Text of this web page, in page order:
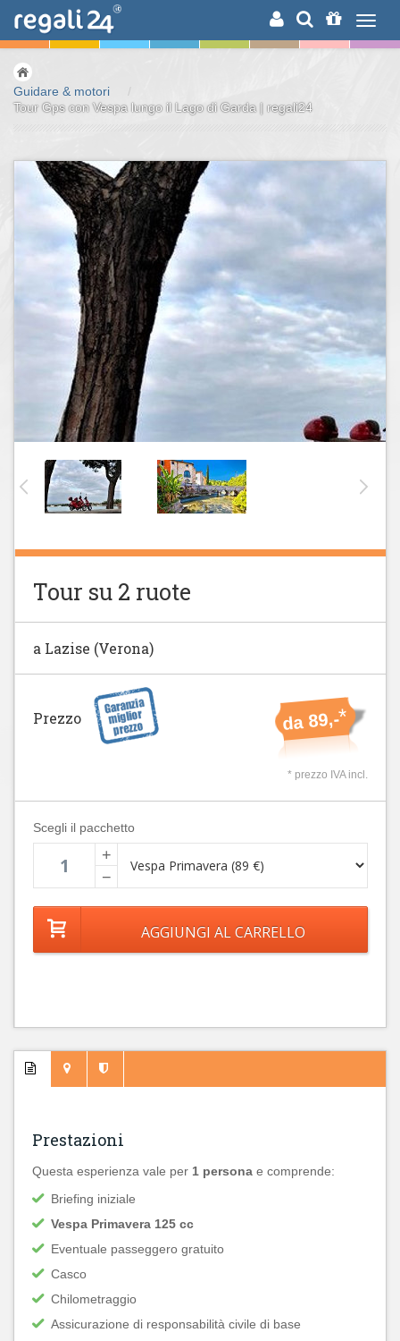
RICERCA
Guidare & motori
/
Tour Gps con Vespa lungo il Lago di Garda | regali24
Tour su 2 ruote
a Lazise (Verona)
da 89,-*
Prezzo
* prezzo IVA incl.
Scegli il pacchetto
+
−
Prestazioni
Questa esperienza vale per 1 persona e comprende:
Briefing iniziale
Vespa Primavera 125 cc
Eventuale passeggero gratuito
Casco
Chilometraggio
Assicurazione di responsabilità civile di base